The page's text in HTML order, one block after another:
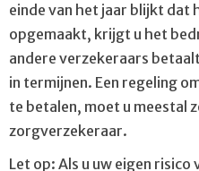
einde van het jaar blijkt dat
opgemaakt, krijgt u het
andere verzekeraars
in termijnen. Een regeling
te betalen, moet u meestal
zorgverzekeraar.
Let op: Als u uw eigen